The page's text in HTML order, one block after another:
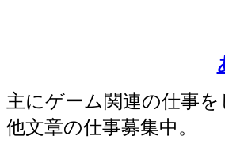
主にゲーム関連の仕事
他文章の仕事募集中。